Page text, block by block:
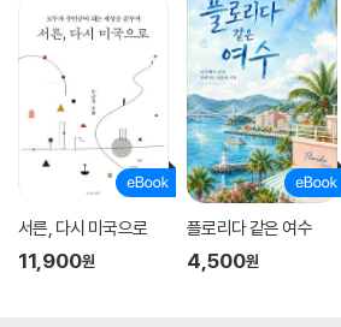
서른, 다시 미국으로
11,900원
플로리다 같은 여수
4,500원